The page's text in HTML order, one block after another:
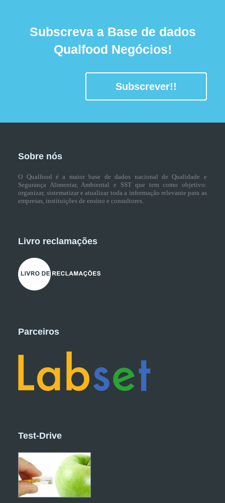
Subscreva a Base de dados
Qualfood Negócios!
Subscrever!!
Sobre nós
O Qualfood é a maior base de dados nacional de Qualidade e
Segurança Alimentar, Ambiental e SST que tem como objetivo:
organizar, sistematizar e atualizar toda a informação relevante para as
empresas, instituições de ensino e consultores.
Livro reclamações
Parceiros
Test-Drive